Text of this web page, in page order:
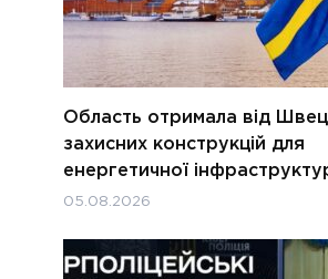
Область отримала від
захисних конструкцій для
енергетичної
05.08.2026